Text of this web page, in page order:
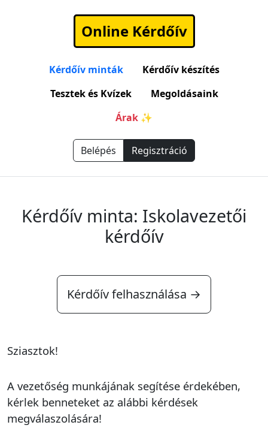
Online Kérdőív
Kérdőív minták
Kérdőív készítés
Tesztek és Kvízek
Megoldásaink
Árak ✨
Belépés Regisztráció
Kérdőív minta: Iskolavezetői
kérdőív
Kérdőív felhasználása →
Sziasztok!
A vezetőség munkájának segítése érdekében,
kérlek benneteket az alábbi kérdések
megválaszolására!